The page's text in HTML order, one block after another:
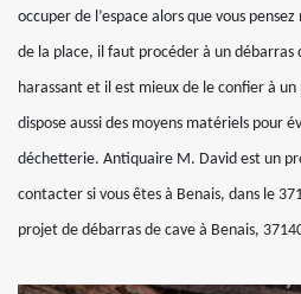
occuper de l’espace alors que vous
de la place, il faut procéder à un débarras
harassant et il est mieux de le confier à
dispose aussi des moyens matériels pour
déchetterie. Antiquaire M. David est un
contacter si vous êtes à Benais, dans le
projet de débarras de cave à Benais,